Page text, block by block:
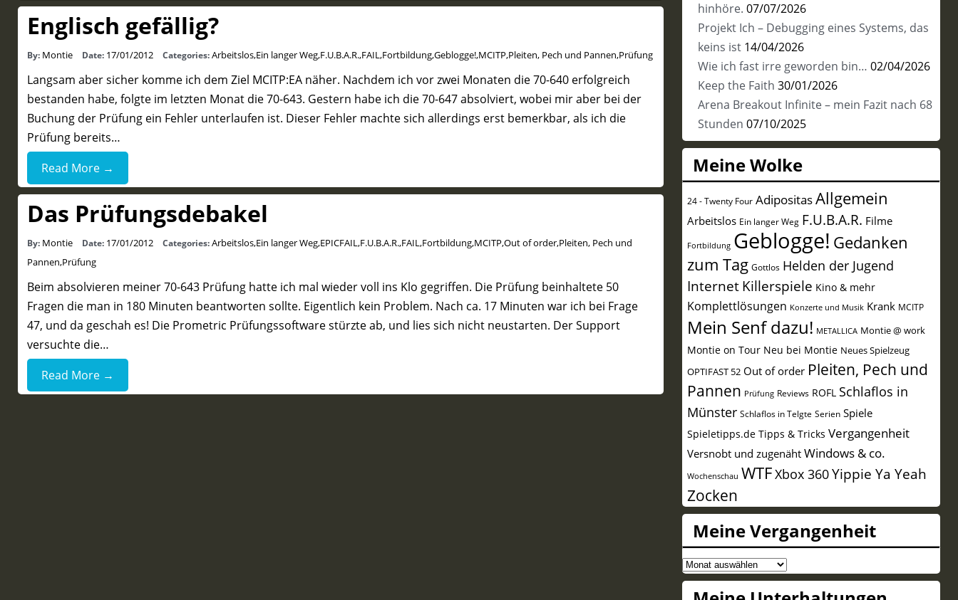
Englisch gefällig?
By: Montie Date: 17/01/2012 Categories:Arbeitslos,Ein langer Weg,F.U.B.A.R.,FAIL,Fortbildung,Geblogge!,MCITP,Pleiten, Pech und Pannen,Prüfung
Langsam aber sicher komme ich dem Ziel MCITP:EA näher. Nachdem ich vor zwei Monaten die 70-640 erfolgreich
bestanden habe, folgte im letzten Monat die 70-643. Gestern habe ich die 70-647 absolviert, wobei mir aber bei der
Buchung der Prüfung ein Fehler unterlaufen ist. Dieser Fehler machte sich allerdings erst bemerkbar, als ich die
Prüfung bereits…
Read More →
Das Prüfungsdebakel
By: Montie Date: 17/01/2012 Categories:Arbeitslos,Ein langer Weg,EPICFAIL,F.U.B.A.R.,FAIL,Fortbildung,MCITP,Out of order,Pleiten, Pech und
Pannen,Prüfung
Beim absolvieren meiner 70-643 Prüfung hatte ich mal wieder voll ins Klo gegriffen. Die Prüfung beinhaltete 50
Fragen die man in 180 Minuten beantworten sollte. Eigentlich kein Problem. Nach ca. 17 Minuten war ich bei Frage
47, und da geschah es! Die Prometric Prüfungssoftware stürzte ab, und lies sich nicht neustarten. Der Support
versuchte die…
Read More →
hinhöre. 07/07/2026
Projekt Ich – Debugging eines Systems, das
keins ist 14/04/2026
Wie ich fast irre geworden bin… 02/04/2026
Keep the Faith 30/01/2026
Arena Breakout Infinite – mein Fazit nach 68
Stunden 07/10/2025
Meine Wolke
24 - Twenty Four AdipositasAllgemein
Arbeitslos Ein langer Weg F.U.B.A.R. Filme
Fortbildung Geblogge! Gedanken
zum Tag Gottlos Helden der Jugend
InternetKillerspiele Kino & mehr
Komplettlösungen Konzerte und Musik Krank MCITP
Mein Senf dazu! METALLICA Montie @ work
Montie on Tour Neu bei Montie Neues Spielzeug
OPTIFAST 52 Out of order Pleiten, Pech und
Pannen Prüfung Reviews ROFL Schlaflos in
Münster Schlaflos in Telgte Serien Spiele
Spieletipps.de Tipps & Tricks Vergangenheit
Versnobt und zugenähtWindows & co.
Wochenschau WTFXbox 360Yippie Ya Yeah
Zocken
Meine Vergangenheit
Meine